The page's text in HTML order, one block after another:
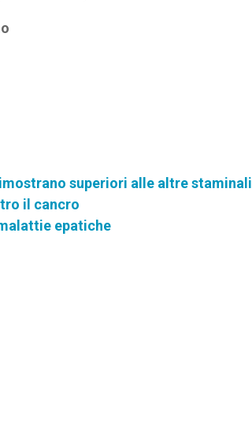
superiori alle altre staminali
il cancro
epatiche